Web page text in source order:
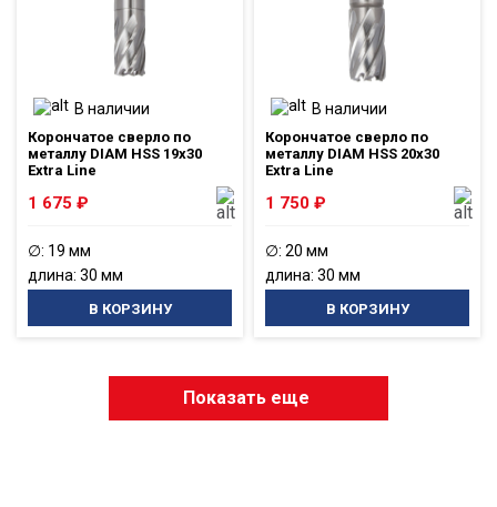
В наличии
Корончатое сверло по
металлу DIAM HSS 19x30
Extra Line
1 675 ₽
∅: 19 мм
длина: 30 мм
В КОРЗИНУ
В наличии
Корончатое сверло по
металлу DIAM HSS 20x30
Extra Line
1 750 ₽
∅: 20 мм
длина: 30 мм
В КОРЗИНУ
Показать еще